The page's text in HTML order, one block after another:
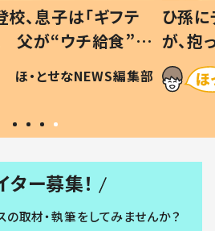
、息子は「ギフテ
父が“ウチ給食”を
由とは #令和の親
ほ・とせなNEWS編集部
ひ孫
が、
「涙が
い」
ター募集！
の取材・執筆をしてみませんか？